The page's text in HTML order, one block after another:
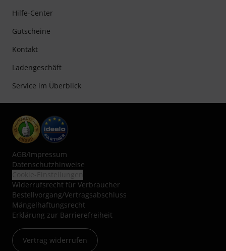
Hilfe-Center
Gutscheine
Kontakt
Ladengeschäft
Service im Überblick
AGB/Impressum
Datenschutzhinweise
Widerrufsrecht für Verbraucher
Bestellvorgang/Vertragsabschluss
Mängelhaftungsrecht
Erklärung zur Barrierefreiheit
Vertrag widerrufen